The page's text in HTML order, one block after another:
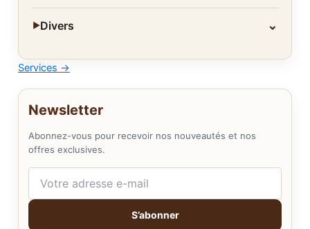
▶Divers ⌄
Services →
Newsletter
Abonnez-vous pour recevoir nos nouveautés et nos
offres exclusives.
Votre adresse e-mail
S’abonner